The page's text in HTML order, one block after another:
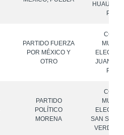
PARTIDO FUERZA
POR MÉXICO Y
OTRO
JUAN
PARTIDO
POLÍTICO
MORENA
SAN
VERDE,